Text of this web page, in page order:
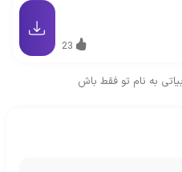
23
به نام تو فقط باش